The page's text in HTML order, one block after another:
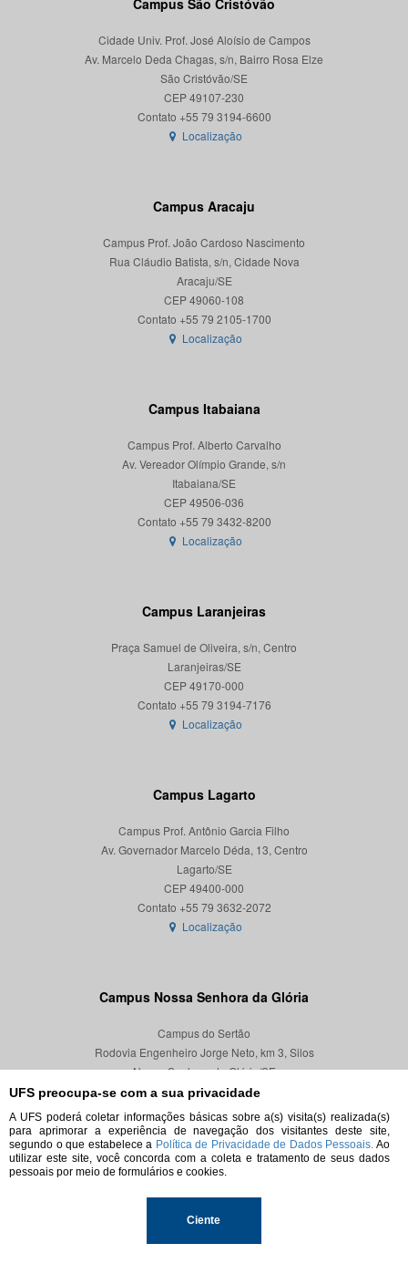
UFS preocupa-se com a sua privacidade
A UFS poderá coletar informações básicas sobre a(s) visita(s) realizada(s)
para aprimorar a experiência de navegação dos visitantes deste site,
segundo o que estabelece a Política de Privacidade de Dados Pessoais. Ao
utilizar este site, você concorda com a coleta e tratamento de seus dados
pessoais por meio de formulários e cookies.
Ciente
Campus São Cristóvão
Cidade Univ. Prof. José Aloísio de Campos
Av. Marcelo Deda Chagas, s/n, Bairro Rosa Elze
São Cristóvão/SE
CEP 49107-230
Localização
Campus Aracaju
Campus Prof. João Cardoso Nascimento
Rua Cláudio Batista, s/n, Cidade Nova
Aracaju/SE
CEP 49060-108
Localização
Campus Itabaiana
Campus Prof. Alberto Carvalho
Av. Vereador Olímpio Grande, s/n
Itabaiana/SE
CEP 49506-036
Localização
Campus Laranjeiras
Praça Samuel de Oliveira, s/n, Centro
Laranjeiras/SE
CEP 49170-000
Localização
Campus Lagarto
Campus Prof. Antônio Garcia Filho
Av. Governador Marcelo Déda, 13, Centro
Lagarto/SE
CEP 49400-000
Localização
Campus Nossa Senhora da Glória
Campus do Sertão
Rodovia Engenheiro Jorge Neto, km 3, Silos
Nossa Senhora da Glória/SE
CEP 49680-000
Localização
© 2026. Todos os direitos reservados.
Universidade Federal de Sergipe.